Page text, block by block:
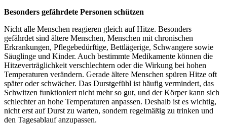
Besonders gefährdete Personen schützen
Nicht alle Menschen reagieren gleich auf Hitze. Besonders
gefährdet sind ältere Menschen, Menschen mit chronischen
Erkrankungen, Pflegebedürftige, Bettlägerige, Schwangere sowie
Säuglinge und Kinder. Auch bestimmte Medikamente können die
Hitzeverträglichkeit verschlechtern oder die Wirkung bei hohen
Temperaturen verändern. Gerade ältere Menschen spüren Hitze oft
später oder schwächer. Das Durstgefühl ist häufig vermindert, das
Schwitzen funktioniert nicht mehr so gut, und der Körper kann sich
schlechter an hohe Temperaturen anpassen. Deshalb ist es wichtig,
nicht erst auf Durst zu warten, sondern regelmäßig zu trinken und
den Tagesablauf anzupassen.